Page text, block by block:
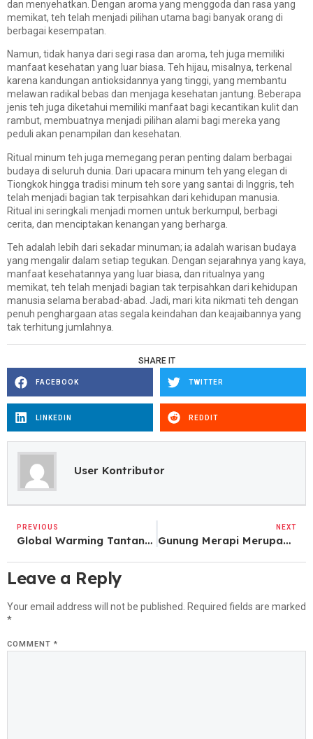
dan menyehatkan. Dengan aroma yang menggoda dan rasa yang
memikat, teh telah menjadi pilihan utama bagi banyak orang di
berbagai kesempatan.
Namun, tidak hanya dari segi rasa dan aroma, teh juga memiliki
manfaat kesehatan yang luar biasa. Teh hijau, misalnya, terkenal
karena kandungan antioksidannya yang tinggi, yang membantu
melawan radikal bebas dan menjaga kesehatan jantung. Beberapa
jenis teh juga diketahui memiliki manfaat bagi kecantikan kulit dan
rambut, membuatnya menjadi pilihan alami bagi mereka yang
peduli akan penampilan dan kesehatan.
Ritual minum teh juga memegang peran penting dalam berbagai
budaya di seluruh dunia. Dari upacara minum teh yang elegan di
Tiongkok hingga tradisi minum teh sore yang santai di Inggris, teh
telah menjadi bagian tak terpisahkan dari kehidupan manusia.
Ritual ini seringkali menjadi momen untuk berkumpul, berbagi
cerita, dan menciptakan kenangan yang berharga.
Teh adalah lebih dari sekadar minuman; ia adalah warisan budaya
yang mengalir dalam setiap tegukan. Dengan sejarahnya yang kaya,
manfaat kesehatannya yang luar biasa, dan ritualnya yang
memikat, teh telah menjadi bagian tak terpisahkan dari kehidupan
manusia selama berabad-abad. Jadi, mari kita nikmati teh dengan
penuh penghargaan atas segala keindahan dan keajaibannya yang
tak terhitung jumlahnya.
SHARE IT
FACEBOOK TWITTER
LINKEDIN REDDIT
User Kontributor
PREVIOUS
Global Warming Tantangan Terbesar Yang Dihadapi Manusia
NEXT
Gunung Merapi Merupakan Keajaiban Alam yang Menakjubkan
Leave a Reply
Your email address will not be published. Required fields are marked
*
COMMENT *